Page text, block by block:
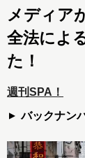
メディア
全法によ
た！
週刊SPA！
バックナン